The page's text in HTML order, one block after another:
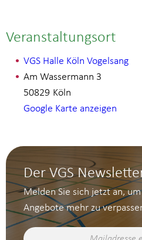
Veranstaltungsort
VGS Halle Köln Vogelsang
Am Wassermann 3
Köln
50829
Google Karte anzeigen
Der VGS
Melden Sie sich jetzt an,
Angebote mehr zu